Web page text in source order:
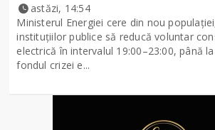
astăzi, 14:54
Ministerul Energiei cere din nou
instituțiilor publice să reducă voluntar
electrică în intervalul 19:00–23:00, până
fondul crizei e...